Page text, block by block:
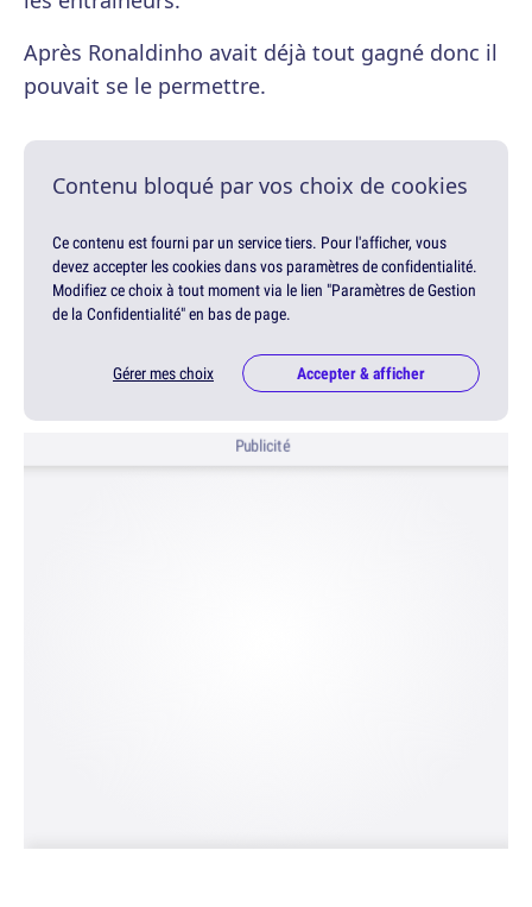
Après Ronaldinho avait déjà tout gagné donc il
pouvait se le permettre.
Contenu bloqué par vos choix de cookies
Ce contenu est fourni par un service tiers. Pour l'afficher, vous
devez accepter les cookies dans vos paramètres de confidentialité.
Modifiez ce choix à tout moment via le lien "Paramètres de Gestion
de la Confidentialité" en bas de page.
Gérer mes choix Accepter & afficher
Publicité